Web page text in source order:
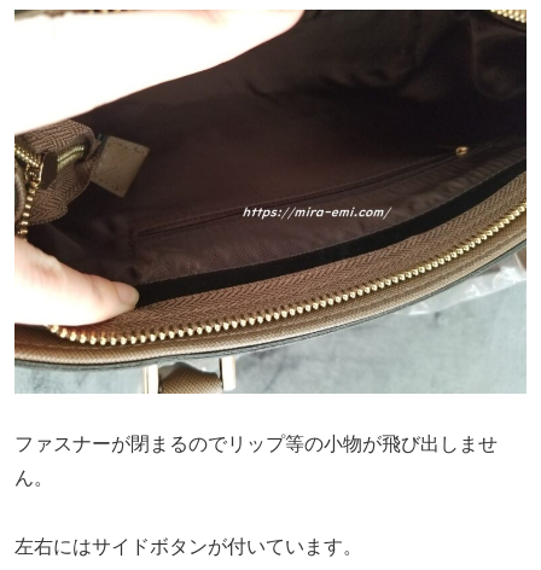
ファスナーが閉まるのでリップ等の小物が飛び出しませ
ん。
左右にはサイドボタンが付いています。